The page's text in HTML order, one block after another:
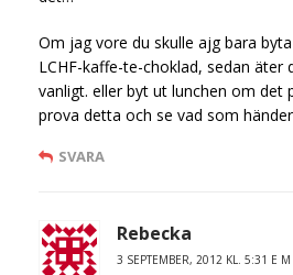
Om jag vore du skulle ajg bara
LCHF-kaffe-te-choklad, sedan äter
vanligt. eller byt ut lunchen om det
prova detta och se vad som
SVARA
Rebecka
3 SEPTEMBER, 2012 KL. 5:31 E M